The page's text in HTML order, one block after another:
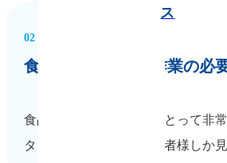
ス
02
食品タンクの清掃作業の必
食品タンクは、企業様にとって非
タンク内は少数のご担当者様しか